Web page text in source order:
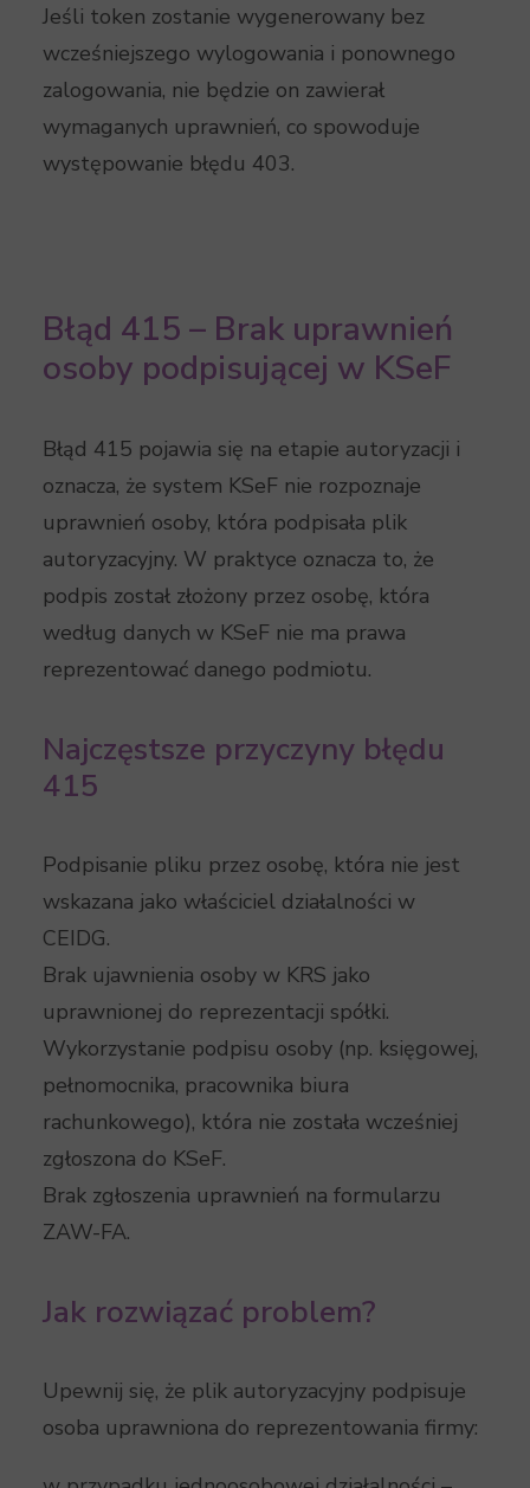
Jeśli token zostanie wygenerowany bez
wcześniejszego wylogowania i ponownego
zalogowania, nie będzie on zawierał
wymaganych uprawnień, co spowoduje
występowanie błędu 403.
Błąd 415 – Brak uprawnień
osoby podpisującej w KSeF
Błąd 415 pojawia się na etapie autoryzacji i
oznacza, że system KSeF nie rozpoznaje
uprawnień osoby, która podpisała plik
autoryzacyjny. W praktyce oznacza to, że
podpis został złożony przez osobę, która
według danych w KSeF nie ma prawa
reprezentować danego podmiotu.
Najczęstsze przyczyny błędu
415
Podpisanie pliku przez osobę, która nie jest
wskazana jako właściciel działalności w
CEIDG.
Brak ujawnienia osoby w KRS jako
uprawnionej do reprezentacji spółki.
Wykorzystanie podpisu osoby (np. księgowej,
pełnomocnika, pracownika biura
rachunkowego), która nie została wcześniej
zgłoszona do KSeF.
Brak zgłoszenia uprawnień na formularzu
ZAW-FA.
Jak rozwiązać problem?
Upewnij się, że plik autoryzacyjny podpisuje
osoba uprawniona do reprezentowania firmy: